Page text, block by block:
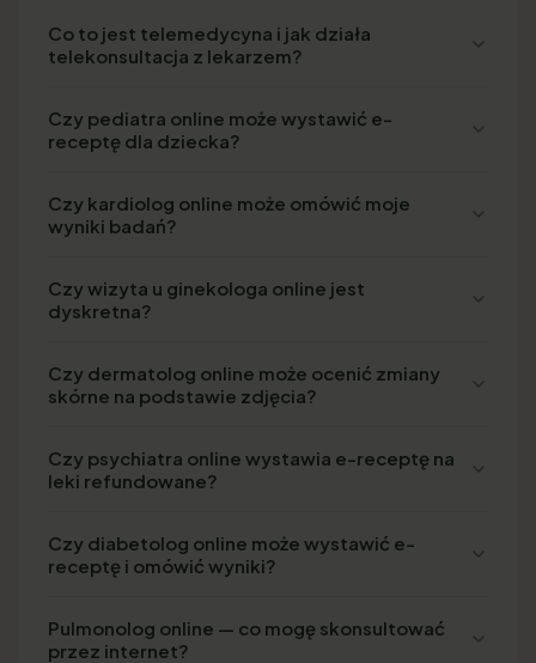
Co to jest telemedycyna i jak działa
telekonsultacja z lekarzem?
Czy pediatra online może wystawić e-
receptę dla dziecka?
Czy kardiolog online może omówić moje
wyniki badań?
Czy wizyta u ginekologa online jest
dyskretna?
Czy dermatolog online może ocenić zmiany
skórne na podstawie zdjęcia?
Czy psychiatra online wystawia e-receptę na
leki refundowane?
Czy diabetolog online może wystawić e-
receptę i omówić wyniki?
Pulmonolog online — co mogę skonsultować
przez internet?